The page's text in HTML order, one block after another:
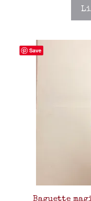
Save
Baguette